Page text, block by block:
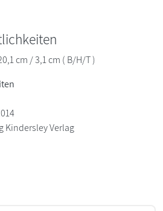
cm / 3,1 cm ( B/H/T )
Kindersley Verlag